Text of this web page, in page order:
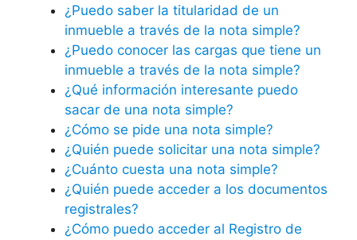
¿Puedo saber la titularidad de un
inmueble a través de la nota simple?
¿Puedo conocer las cargas que tiene un
inmueble a través de la nota simple?
¿Qué información interesante puedo
sacar de una nota simple?
¿Cómo se pide una nota simple?
¿Quién puede solicitar una nota simple?
¿Cuánto cuesta una nota simple?
¿Quién puede acceder a los documentos
registrales?
¿Cómo puedo acceder al Registro de